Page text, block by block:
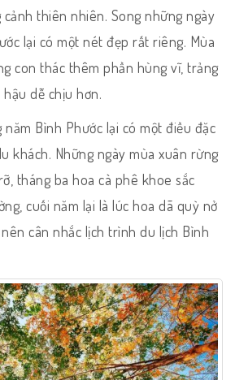
thiên nhiên. Song những ngày
lại có một nét đẹp rất riêng. Mùa
con thác thêm phần hùng vĩ, trảng
dễ chịu hơn.
Bình Phước lại có một điều đặc
khách. Những ngày mùa xuân rừng
tháng ba hoa cà phê khoe sắc
cuối năm lại là lúc hoa dã quỳ nở
cân nhắc lịch trình du lịch Bình